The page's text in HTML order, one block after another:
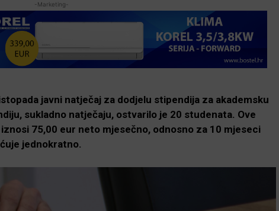
-Marketing-
javni natječaj za dodjelu stipendija za akademsku
sukladno natječaju, ostvarilo je 20 studenata. Ove
75,00 eur neto mjesečno, odnosno za 10 mjeseci
jednokratno.